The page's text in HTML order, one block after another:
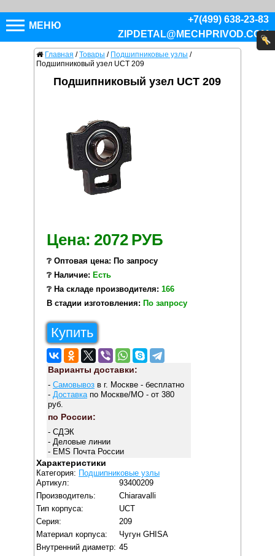
МЕНЮ
+7(499) 638-23-83
ZIPDETAL@MECHPRIVOD.COM
Главная / Товары / Подшипниковые узлы /
Подшипниковый узел UCT 209
Подшипниковый узел UCT 209
Цена: 2072 РУБ
❔ Оптовая цена: По запросу
❔ Наличие: Есть
❔ На складе производителя: 166
В стадии изготовления: По запросу
Купить
Варианты доставки:
- Самовывозв г. Москве - бесплатно
- Доставкапо Москве/МО - от 380
руб.
по России:
- СДЭК
- Деловые линии
- EMS Почта России
Характеристики
Категория: Подшипниковые узлы
Артикул:
93400209
Производитель:
Chiaravalli
Тип корпуса:
UCT
Серия:
209
Материал корпуса:
Чугун GHISA
Внутренний диаметр: 45